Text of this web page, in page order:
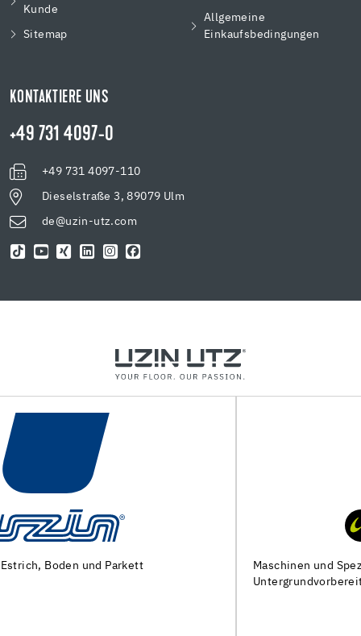
Kunde
Sitemap
Allgemeine
Einkaufsbedingungen
KONTAKTIERE UNS
+49 731 4097-0
+49 731 4097-110
Dieselstraße 3, 89079 Ulm
de@uzin-utz.com
Maschinen und Spezialwerkzeuge zur
Untergrundvorbereitung und Verlegung von Bodenbelägen